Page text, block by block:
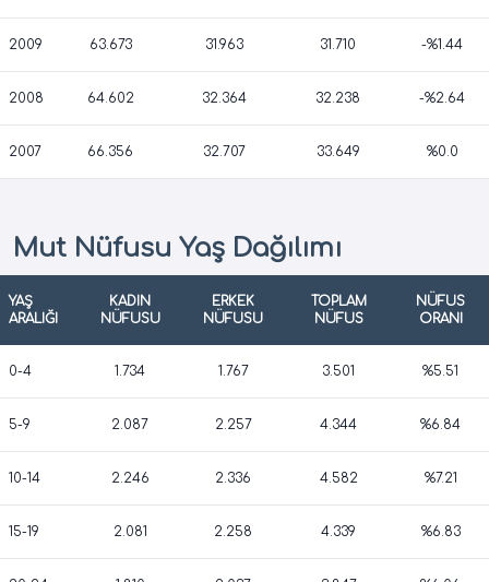
2009 63.673 31.963 31.710 -%1.44
2008 64.602 32.364 32.238 -%2.64
2007 66.356 32.707 33.649 %0.0
Mut Nüfusu Yaş Dağılımı
YAŞ
ARALIĞI
KADIN
NÜFUSU
ERKEK
NÜFUSU
TOPLAM
NÜFUS
NÜFUS
ORANI
0-4 1.734 1.767 3.501 %5.51
5-9 2.087 2.257 4.344 %6.84
10-14 2.246 2.336 4.582 %7.21
15-19 2.081 2.258 4.339 %6.83